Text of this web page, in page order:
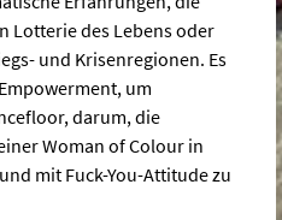
Lotterie des Lebens oder
und Krisenregionen. Es
um
darum, die
Woman of Colour in
mit Fuck-You-Attitude zu